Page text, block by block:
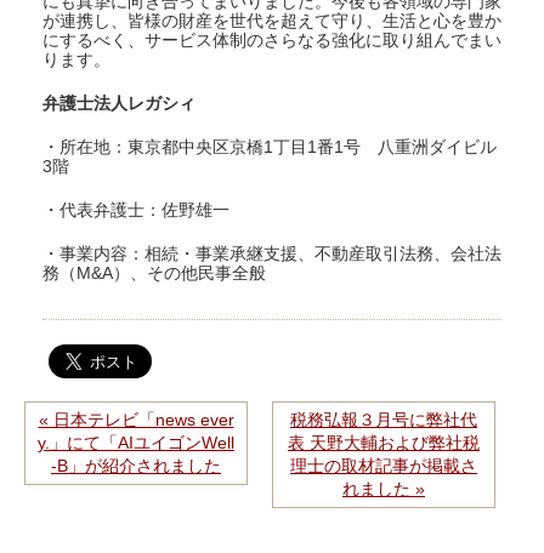
が連携し、皆様の財産を世代を超えて守り、生活と心を豊か
にするべく、サービス体制のさらなる強化に取り組んでまい
ります。
弁護士法人レガシィ
・所在地：東京都中央区京橋1丁目1番1号 八重洲ダイビル
3階
・代表弁護士：佐野雄一
・事業内容：相続・事業承継支援、不動産取引法務、会社法
務（M&A）、その他民事全般
« 日本テレビ「news ever
y.」にて「AIユイゴンWell
-B」が紹介されました
税務弘報３月号に弊社代
表 天野大輔および弊社税
理士の取材記事が掲載さ
れました »